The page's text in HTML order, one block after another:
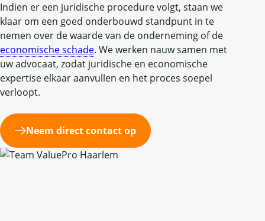
Indien er een juridische procedure volgt, staan we
klaar om een goed onderbouwd standpunt in te
nemen over de waarde van de onderneming of de
economische schade. We werken nauw samen met
uw advocaat, zodat juridische en economische
expertise elkaar aanvullen en het proces soepel
verloopt.
Neem direct contact op